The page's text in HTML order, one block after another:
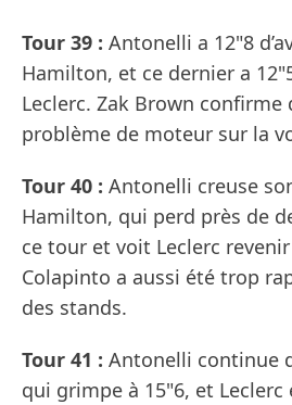
Tour 39 : Antonelli a 12"8
Hamilton, et ce dernier a
Leclerc. Zak Brown confirme
problème de moteur sur la
Tour 40 : Antonelli creuse
Hamilton, qui perd près de
ce tour et voit Leclerc
Colapinto a aussi été trop
des stands.
Tour 41 : Antonelli continue
qui grimpe à 15"6, et Leclerc